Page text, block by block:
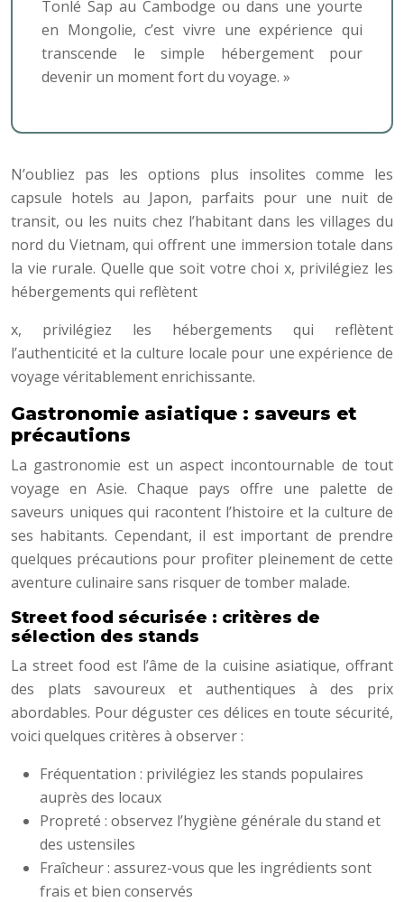
Tonlé Sap au Cambodge ou dans une yourte
en Mongolie, c’est vivre une expérience qui
transcende le simple hébergement pour
devenir un moment fort du voyage. »
N’oubliez pas les options plus insolites comme les
capsule hotels au Japon, parfaits pour une nuit de
transit, ou les nuits chez l’habitant dans les villages du
nord du Vietnam, qui offrent une immersion totale dans
la vie rurale. Quelle que soit votre choi x, privilégiez les
hébergements qui reflètent
x, privilégiez les hébergements qui reflètent
l’authenticité et la culture locale pour une expérience de
voyage véritablement enrichissante.
Gastronomie asiatique : saveurs et
précautions
La gastronomie est un aspect incontournable de tout
voyage en Asie. Chaque pays offre une palette de
saveurs uniques qui racontent l’histoire et la culture de
ses habitants. Cependant, il est important de prendre
quelques précautions pour profiter pleinement de cette
aventure culinaire sans risquer de tomber malade.
Street food sécurisée : critères de
sélection des stands
La street food est l’âme de la cuisine asiatique, offrant
des plats savoureux et authentiques à des prix
abordables. Pour déguster ces délices en toute sécurité,
voici quelques critères à observer :
Fréquentation : privilégiez les stands populaires
auprès des locaux
Propreté : observez l’hygiène générale du stand et
des ustensiles
Fraîcheur : assurez-vous que les ingrédients sont
frais et bien conservés